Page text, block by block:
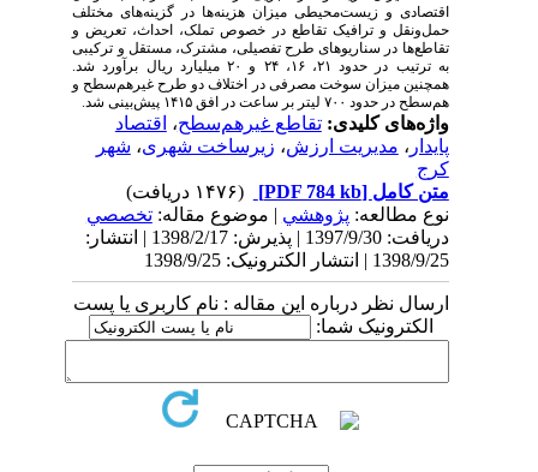
اقتصادی و زیستمحیطی میزان هزینه‌ها در گزینه‌های مختلف
حمل‌ونقل و ترافیک تقاطع در خصوص تملک، احداث، تعریض و
تقاطع‌ها در سناریوهای طرح تفصیلی، مشترک، مستقل و ترکیبی
به ترتیب در حدود ۲۱، ۱۶، ۲۴ و ۲۰ میلیارد ریال برآورد شد.
همچنین میزان سوخت مصرفی در اختلاف دو طرح غیرهم‌سطح و
هم‌سطح در حدود ۷۰۰ لیتر بر ساعت در افق ۱۴۱۵ پیش‌بینی شد.
واژه‌های کلیدی:تقاطع غیرهم‌سطح،اقتصاد
پایدار ، مدیریت ارزش،زیرساخت شهری،شهر
کرج
متن کامل[PDF 784 kb]
نوع مطالعه:پژوهشي| موضوع مقاله:تخصصي
دریافت: 1397/9/30 | پذیرش: 1398/2/17 | انتشار:
1398/9/25 | انتشار الکترونیک: 1398/9/25
ارسال نظر درباره این مقاله : نام کاربری یا پست
الکترونیک شما: